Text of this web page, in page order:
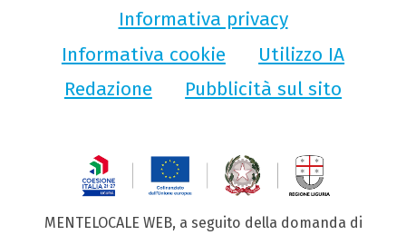
Informativa privacy
Informativa cookie
Utilizzo IA
Redazione
Pubblicità sul sito
MENTELOCALE WEB, a seguito della domanda di